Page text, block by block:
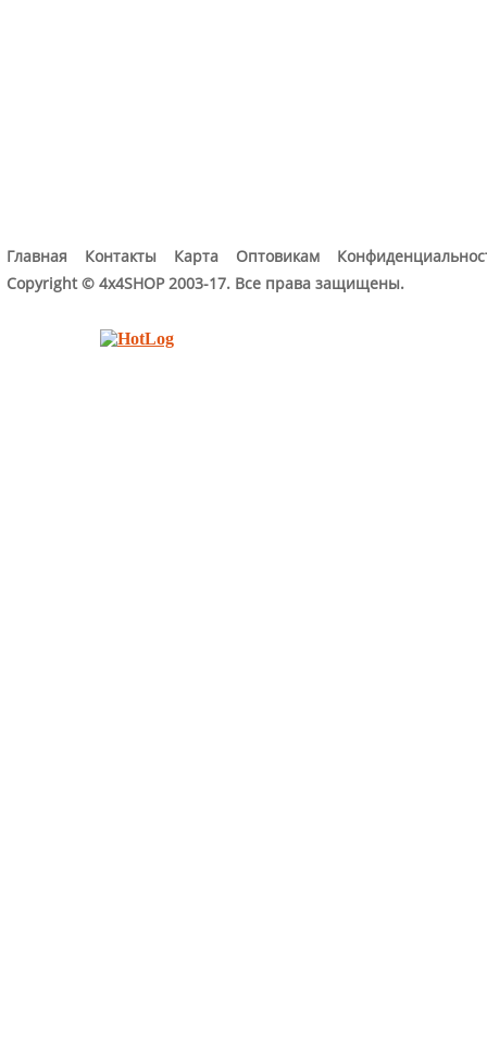
Главная Контакты Карта Оптовикам
Copyright © 4x4SHOP 2003-17. Все права защищены.